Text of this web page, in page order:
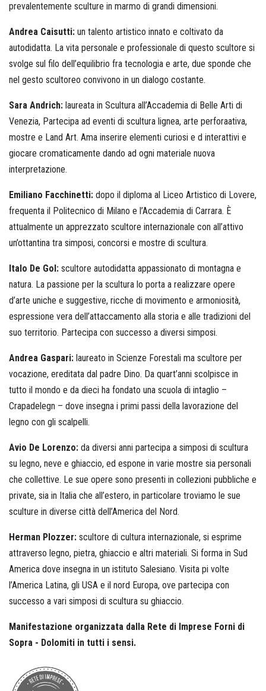
prevalentemente sculture in marmo di grandi dimensioni.
Andrea Caisutti: un talento artistico innato e coltivato da
autodidatta. La vita personale e professionale di questo scultore si
svolge sul filo dell’equilibrio fra tecnologia e arte, due sponde che
nel gesto scultoreo convivono in un dialogo costante.
Sara Andrich: laureata in Scultura all’Accademia di Belle Arti di
Venezia, Partecipa ad eventi di scultura lignea, arte perforaativa,
mostre e Land Art. Ama inserire elementi curiosi e d interattivi e
giocare cromaticamente dando ad ogni materiale nuova
interpretazione.
Emiliano Facchinetti: dopo il diploma al Liceo Artistico di Lovere,
frequenta il Politecnico di Milano e l’Accademia di Carrara. È
attualmente un apprezzato scultore internazionale con all’attivo
un’ottantina tra simposi, concorsi e mostre di scultura.
Italo De Gol: scultore autodidatta appassionato di montagna e
natura. La passione per la scultura lo porta a realizzare opere
d’arte uniche e suggestive, ricche di movimento e armoniosità,
espressione vera dell’attaccamento alla storia e alle tradizioni del
suo territorio. Partecipa con successo a diversi simposi.
Andrea Gaspari: laureato in Scienze Forestali ma scultore per
vocazione, ereditata dal padre Dino. Da quart’anni scolpisce in
tutto il mondo e da dieci ha fondato una scuola di intaglio –
Crapadelegn – dove insegna i primi passi della lavorazione del
legno con gli scalpelli.
Avio De Lorenzo: da diversi anni partecipa a simposi di scultura
su legno, neve e ghiaccio, ed espone in varie mostre sia personali
che collettive. Le sue opere sono presenti in collezioni pubbliche e
private, sia in Italia che all’estero, in particolare troviamo le sue
sculture in diverse città dell’America del Nord.
Herman Plozzer: scultore di cultura internazionale, si esprime
attraverso legno, pietra, ghiaccio e altri materiali. Si forma in Sud
America dove insegna in un istituto Salesiano. Visita pi volte
l’America Latina, gli USA e il nord Europa, ove partecipa con
successo a vari simposi di scultura su ghiaccio.
Manifestazione organizzata dalla Rete di Imprese Forni di
Sopra - Dolomiti in tutti i sensi.